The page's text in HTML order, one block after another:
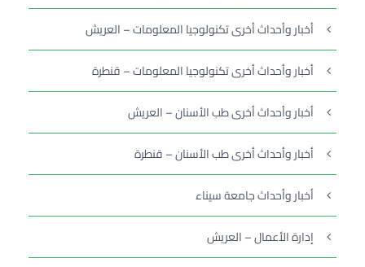
أخبار وأحداث أخرى تكنولوجيا المعلومات – العريش
أخبار وأحداث أخرى تكنولوجيا المعلومات – قنطرة
أخبار وأحداث أخرى طب الأسنان – العريش
أخبار وأحداث أخرى طب الأسنان – قنطرة
أخبار وأحداث جامعة سيناء
إدارة الأعمال – العريش